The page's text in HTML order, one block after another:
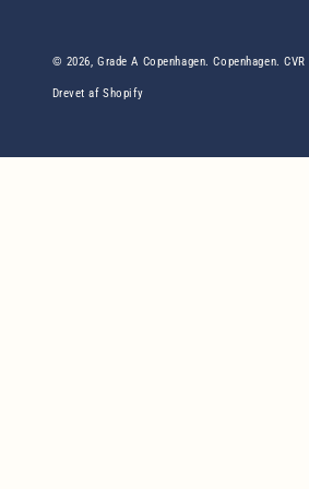
© 2026,Grade A Copenhagen. Copenhagen.
Drevet af Shopify